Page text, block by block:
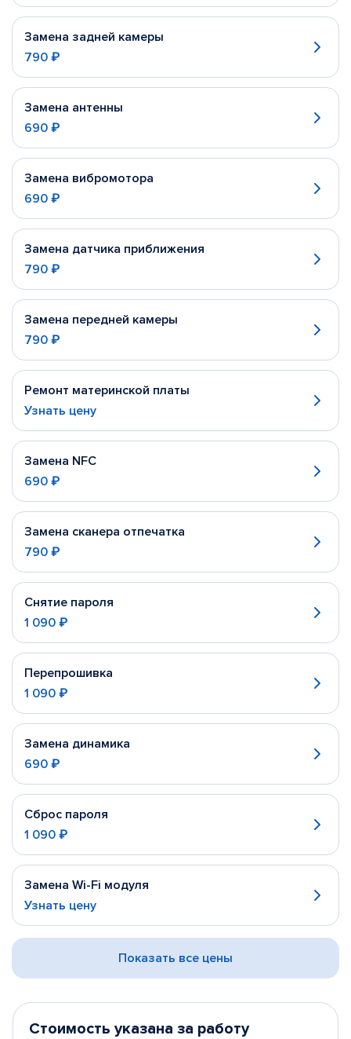
Замена задней камеры
790 ₽
Замена антенны
690 ₽
Замена вибромотора
690 ₽
Замена датчика приближения
790 ₽
Замена передней камеры
790 ₽
Ремонт материнской платы
Узнать цену
Замена NFC
690 ₽
Замена сканера отпечатка
790 ₽
Снятие пароля
1 090 ₽
Перепрошивка
1 090 ₽
Замена динамика
690 ₽
Сброс пароля
1 090 ₽
Замена Wi-Fi модуля
Узнать цену
Показать все цены
Стоимость указана за работу